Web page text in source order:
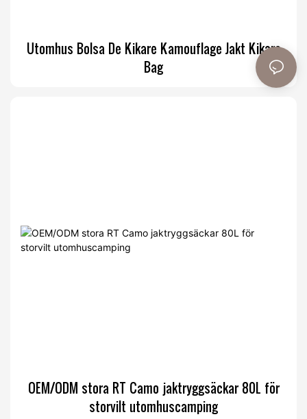
Utomhus Bolsa De Kikare Kamouflage Jakt Kikare
Bag
OEM/ODM stora RT Camo jaktryggsäckar 80L för
storvilt utomhuscamping